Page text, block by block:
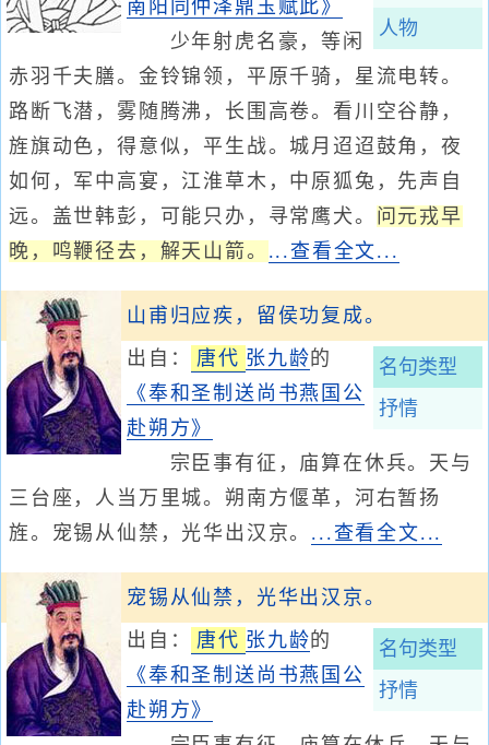
人物
南阳同仲泽鼎玉赋此》
少年射虎名豪，等闲
赤羽千夫膳。金铃锦领，平原千骑，星流电转。
路断飞潜，雾随腾沸，长围高卷。看川空谷静，
旌旗动色，得意似，平生战。城月迢迢鼓角，夜
如何，军中高宴，江淮草木，中原狐兔，先声自
远。盖世韩彭，可能只办，寻常鹰犬。 问元戎早
晚，鸣鞭径去，解天山箭。 ...查看全文...
山甫归应疾，留侯功复成。
名句类型
抒情
出自： 唐代 张九龄的
《奉和圣制送尚书燕国公
赴朔方》
宗臣事有征，庙算在休兵。天与
三台座，人当万里城。朔南方偃革，河右暂扬
旌。宠锡从仙禁，光华出汉京。 ...查看全文...
宠锡从仙禁，光华出汉京。
名句类型
抒情
出自： 唐代 张九龄的
《奉和圣制送尚书燕国公
赴朔方》